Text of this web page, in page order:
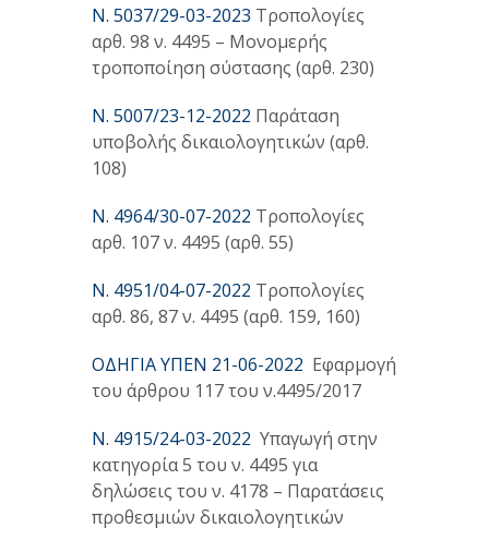
Ν. 5037/29-03-2023 Τροπολογίες
αρθ. 98 ν. 4495 – Μονομερής
τροποποίηση σύστασης (αρθ. 230)
Ν. 5007/23-12-2022 Παράταση
υποβολής δικαιολογητικών (αρθ.
108)
Ν. 4964/30-07-2022 Τροπολογίες
αρθ. 107 ν. 4495 (αρθ. 55)
Ν. 4951/04-07-2022 Τροπολογίες
αρθ. 86, 87 ν. 4495 (αρθ. 159, 160)
ΟΔΗΓΙΑ ΥΠΕΝ 21-06-2022 Εφαρμογή
του άρθρου 117 του ν.4495/2017
Ν. 4915/24-03-2022 Υπαγωγή στην
κατηγορία 5 του ν. 4495 για
δηλώσεις του ν. 4178 – Παρατάσεις
προθεσμιών δικαιολογητικών